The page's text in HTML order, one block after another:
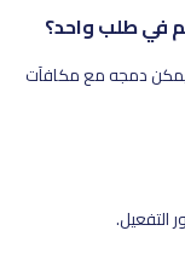
يمكن دمجه مع مكافآت